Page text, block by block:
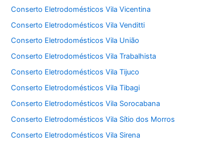
Conserto Eletrodomésticos Vila Vicentina
Conserto Eletrodomésticos Vila Venditti
Conserto Eletrodomésticos Vila União
Conserto Eletrodomésticos Vila Trabalhista
Conserto Eletrodomésticos Vila Tijuco
Conserto Eletrodomésticos Vila Tibagi
Conserto Eletrodomésticos Vila Sorocabana
Conserto Eletrodomésticos Vila Sítio dos Morros
Conserto Eletrodomésticos Vila Sirena